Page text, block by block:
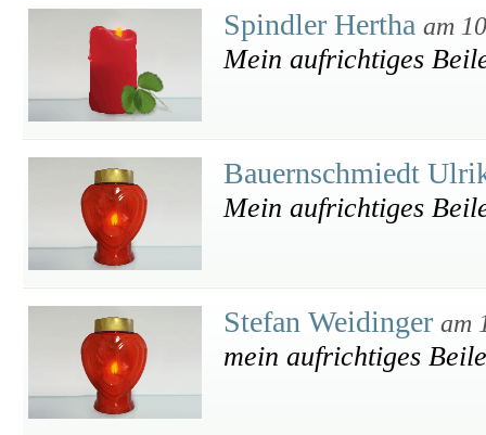
Spindler Hertha am
Mein aufrichtiges
Bauernschmiedt
Mein aufrichtiges
Stefan Weidinger am
mein aufrichtiges